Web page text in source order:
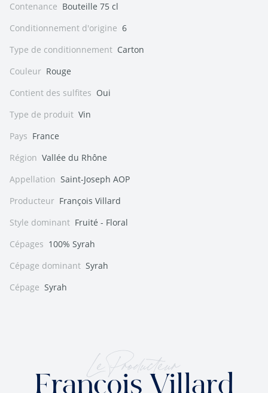
Contenance Bouteille 75 cl
Conditionnement d'origine 6
Type de conditionnement Carton
Couleur Rouge
Contient des sulfites Oui
Type de produit Vin
Pays France
Région Vallée du Rhône
Appellation Saint-Joseph AOP
Producteur François Villard
Style dominant Fruité - Floral
Cépages 100% Syrah
Cépage dominant Syrah
Cépage Syrah
Le Producteur
François Villard